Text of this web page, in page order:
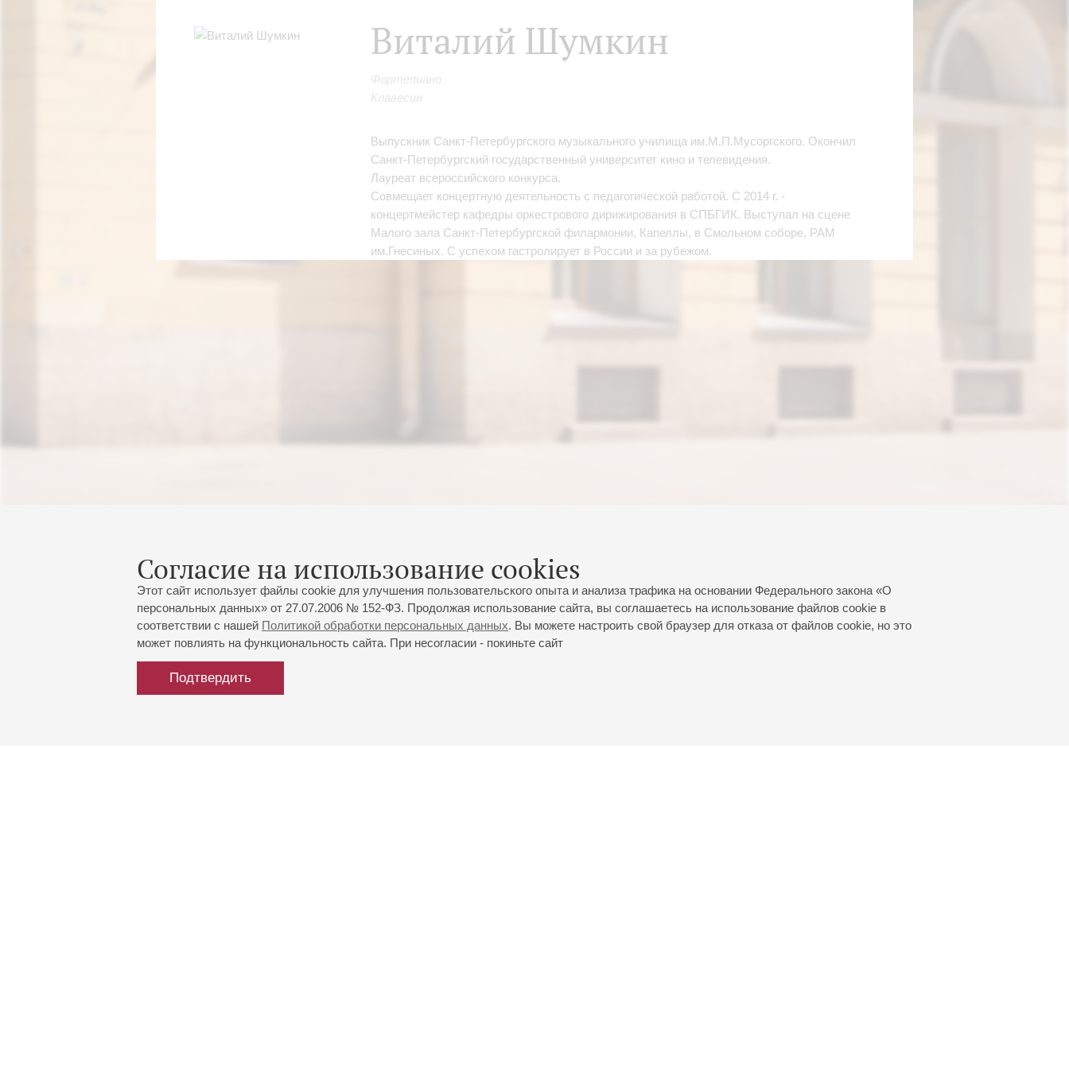
Согласие на использование cookies
Этот сайт использует файлы cookie для улучшения пользовательского опыта и анализа трафика на основании Федерального закона «О
персональных данных» от 27.07.2006 № 152-ФЗ. Продолжая использование сайта, вы соглашаетесь на использование файлов cookie в
соответствии с нашей Политикой обработки персональных данных. Вы можете настроить свой браузер для отказа от файлов cookie, но это
может повлиять на функциональность сайта. При несогласии - покиньте сайт
Подтвердить
Виталий Шумкин
Фортепиано
Клавесин
Выпускник Санкт-Петербургского музыкального училища им.М.П.Мусоргского. Окончил
Санкт-Петербургский государственный университет кино и телевидения.
Лауреат всероссийского конкурса.
Совмещает концертную деятельность с педагогической работой. С 2014 г. -
концертмейстер кафедры оркестрового дирижирования в СПБГИК. Выступал на сцене
Малого зала Санкт-Петербургской филармонии, Капеллы, в Смольном соборе, РАМ
им.Гнесиных. С успехом гастролирует в России и за рубежом.